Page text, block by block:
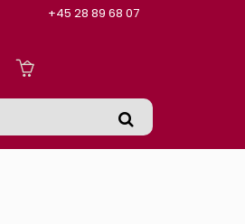
+45 28 89 68 07